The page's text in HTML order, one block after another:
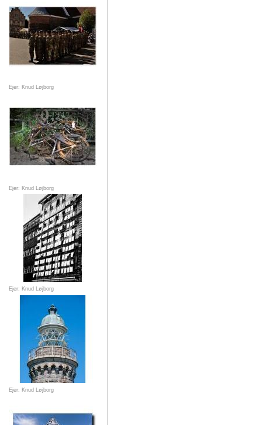
Ejer: Knud Løjborg
Ejer: Knud Løjborg
Ejer: Knud Løjborg
Ejer: Knud Løjborg